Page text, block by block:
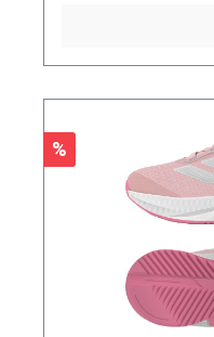
Rabatt
%